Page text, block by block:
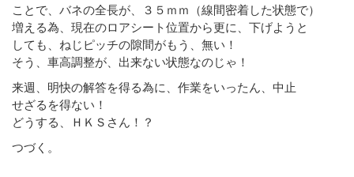
ことで、バネの全長が、３５ｍｍ（線間密着した状態で）
増える為、現在のロアシート位置から更に、下げようと
しても、ねじピッチの隙間がもう、無い！
そう、車高調整が、出来ない状態なのじゃ！
来週、明快の解答を得る為に、作業をいったん、中止
せざるを得ない！
どうする、ＨＫＳさん！？
つづく。